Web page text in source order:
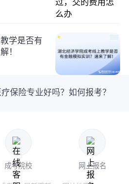
学是否有
！
保险专业好吗？如何报考？
成考院校 网上报名